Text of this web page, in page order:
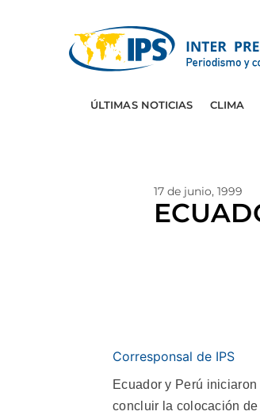
ÚLTIMAS NOTICIAS CLIMA
17 de junio, 1999
Corresponsal de IPS
Ecuador y Perú
concluir la colocación